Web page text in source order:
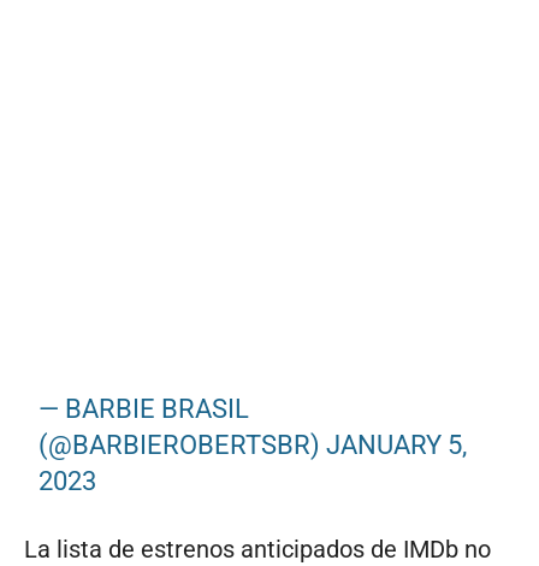
— BARBIE BRASIL
(@BARBIEROBERTSBR)JANUARY 5,
2023
La lista de estrenos anticipados de IMDb no